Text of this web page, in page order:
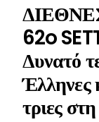
62o
Δυνατό
Έλληνες
τριες